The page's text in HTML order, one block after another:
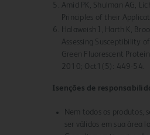
Amid PK, Shulman AG,
Principles of their
Halaweish I, Harth K,
Assessing Susceptibility
Green Fluorescent
2010; Oct1(5): 449-54.
Isenções de
Nem todos os produtos,
ser válidos em sua área